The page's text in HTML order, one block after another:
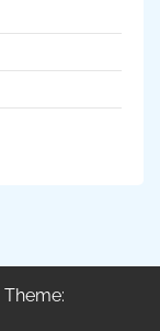
Theme: